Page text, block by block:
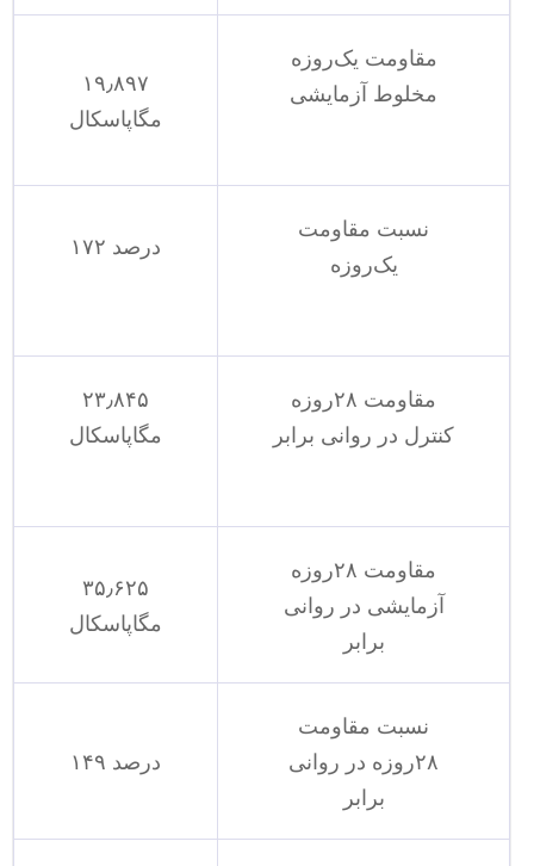
۱۹٫۸۹۷
مگاپاسکال
مقاومت یک‌روزه
مخلوط آزمایشی
۱۷۲ درصد
نسبت مقاومت
یک‌روزه
۲۳٫۸۴۵
مگاپاسکال
مقاومت ۲۸روزه
کنترل در روانی برابر
۳۵٫۶۲۵
مگاپاسکال
مقاومت ۲۸روزه
آزمایشی در روانی
برابر
۱۴۹ درصد
نسبت مقاومت
۲۸روزه در روانی
برابر